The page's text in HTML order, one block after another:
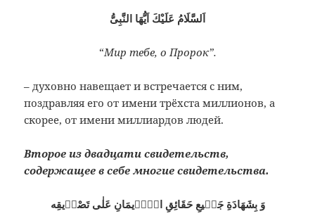
اَلسَّلَامُ عَلَيْكَ اَيُّهَا النَّبِىُّ
“Мир тебе, о Пророк”.
– духовно навещает и встречается с ним,
поздравляя его от имени трёхста миллионов, а
скорее, от имени миллиардов людей.
Второе из двадцати свидетельств,
содержащее в себе многие свидетельства.
وَ بِشَهَادَةِ جَمٖيعِ حَقَائِقِ الْاٖيمَانِ عَلٰى تَصْدٖيقِه